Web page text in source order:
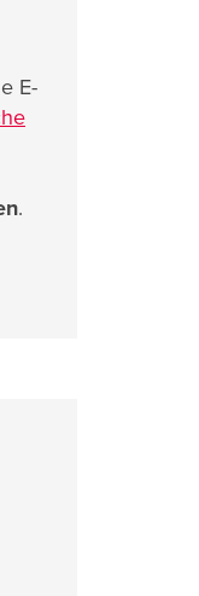
E-
.